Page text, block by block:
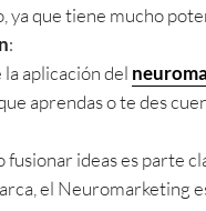
ya que tiene mucho
:
aplicación del
aprendas o te des
fusionar ideas es parte
el Neuromarketing